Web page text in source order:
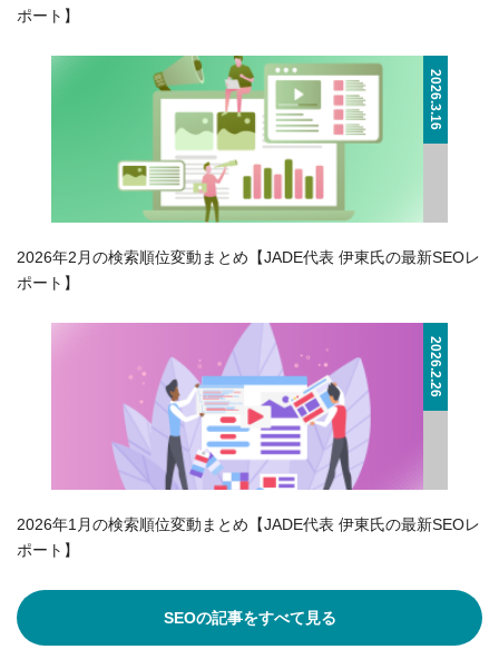
ポート】
2026.3.16
2026年2月の検索順位変動まとめ【JADE代表 伊東氏の最新SEOレ
ポート】
2026.2.26
2026年1月の検索順位変動まとめ【JADE代表 伊東氏の最新SEOレ
ポート】
SEOの記事をすべて見る